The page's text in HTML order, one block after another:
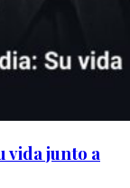
vida junto a